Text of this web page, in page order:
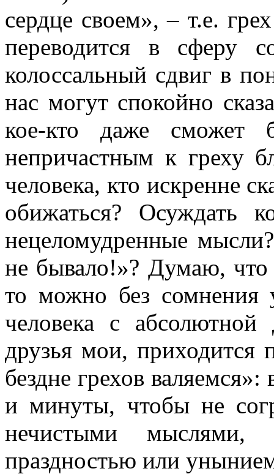
сердце своем», – т.е.
переводится в сферу
колоссальный сдвиг в
нас могут спокойно
кое-кто даже сможет
непричастным к греху
человека, кто искренне
обижаться? Осуждать
нецеломудренные
не бывало!»? Думаю,
то можно без сомнения
человека с
друзья мои, приходится
бездне грехов
и минуты, чтобы не
нечистыми мыслями,
праздностью или